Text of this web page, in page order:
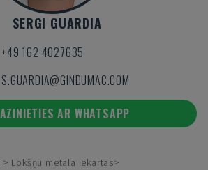
SERGI GUARDIA
+49 162 4027635
S.GUARDIA@GINDUMAC.COM
AR WHATSAPP
Lokšņu metāla iekārtas